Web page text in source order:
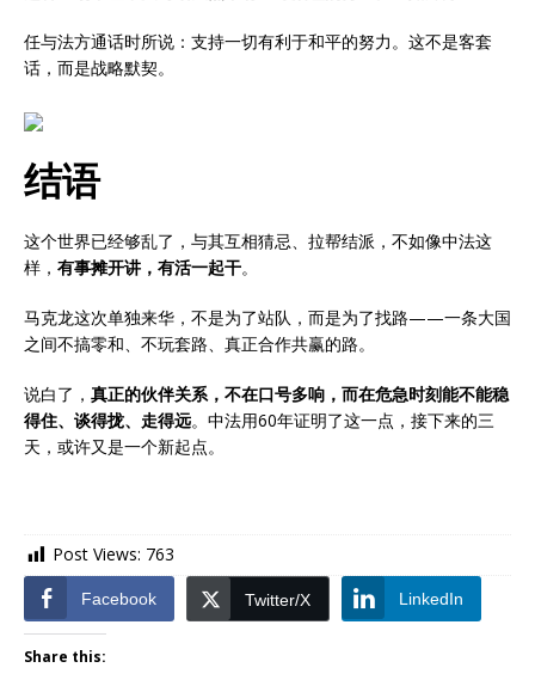
任与法方通话时所说：支持一切有利于和平的努力。这不是客套
话，而是战略默契。
结语
这个世界已经够乱了，与其互相猜忌、拉帮结派，不如像中法这
样， 有事摊开讲，有活一起干。
马克龙这次单独来华，不是为了站队，而是为了找路——一条大国
之间不搞零和、不玩套路、真正合作共赢的路。
说白了， 真正的伙伴关系，不在口号多响，而在危急时刻能不能稳
得住、谈得拢、走得远。中法用60年证明了这一点，接下来的三
天，或许又是一个新起点。
Post Views: 763
Facebook Twitter/X LinkedIn
Share this: